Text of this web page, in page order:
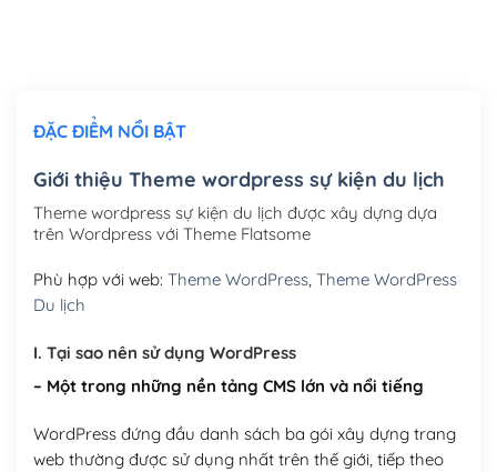
Mua thêm Host + Tên miền
Tên miền quốc tế .com .net .org (1 năm)
(+300,000₫)
Tên miền Việt Nam .vn (1 năm) (+550,000₫)
Hosting 3GB SSD (1 năm)
Hosting 5GB SSD (1 năm)
Hosting 8GB SSD (1 năm) (+950,000₫)
ĐẶC ĐIỂM NỔI BẬT
Giới thiệu Theme wordpress sự kiện du lịch
Theme wordpress sự kiện du lịch được xây dựng dựa
trên Wordpress với Theme Flatsome
Phù hợp với web: Theme WordPress, Theme WordPress
Du lịch
I. Tại sao nên sử dụng WordPress
– Một trong những nền tảng CMS lớn và nổi tiếng
WordPress đứng đầu danh sách ba gói xây dựng trang
web thường được sử dụng nhất trên thế giới, tiếp theo